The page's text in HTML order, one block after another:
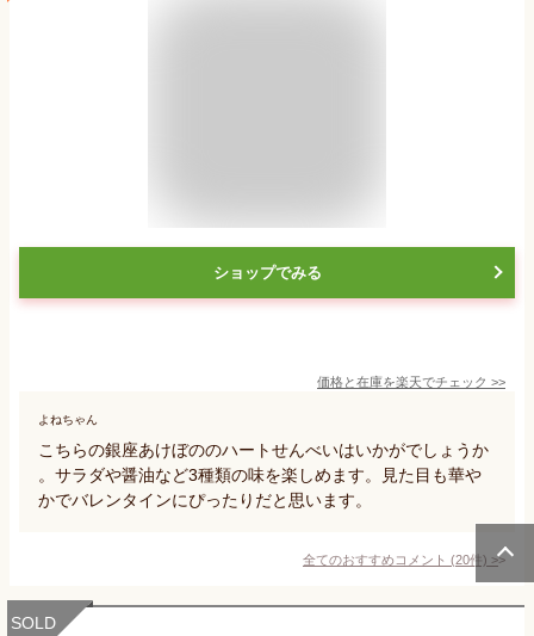
ショップでみる
価格と在庫を楽天でチェック >>
よねちゃん
こちらの銀座あけぼののハートせんべいはいかがでしょうか
。サラダや醤油など3種類の味を楽しめます。見た目も華や
かでバレンタインにぴったりだと思います。
全てのおすすめコメント (20件) >
SOLD